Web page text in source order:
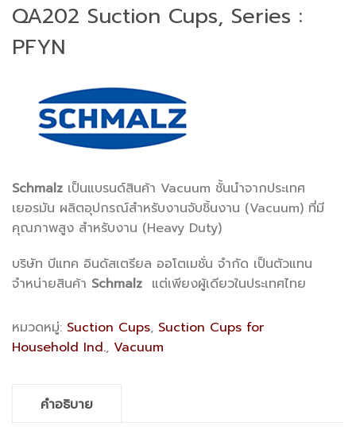
QA202 Suction Cups, Series :
PFYN
Schmalz เป็นแบรนด์สินค้า Vacuum ชั้นนำจากประเทศ
เยอรมัน ผลิตอุปกรณ์สำหรับงานจับชิ้นงาน (Vacuum) ที่มี
คุณภาพสูง สำหรับงาน (Heavy Duty)
บริษัท บีแทค อินดัสเตรียล ออโตเมชั่น จำกัด เป็นตัวแทน
จำหน่ายสินค้า Schmalz แต่เพียงผู้เดียวในประเทศไทย
หมวดหมู่: Suction Cups, Suction Cups for
Household Ind., Vacuum
คำอธิบาย